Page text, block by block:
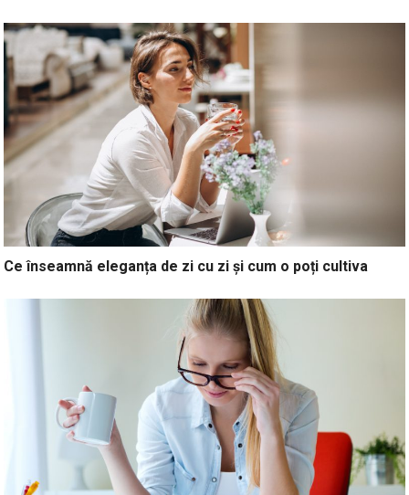
Ce înseamnă eleganța de zi cu zi și cum o poți cultiva